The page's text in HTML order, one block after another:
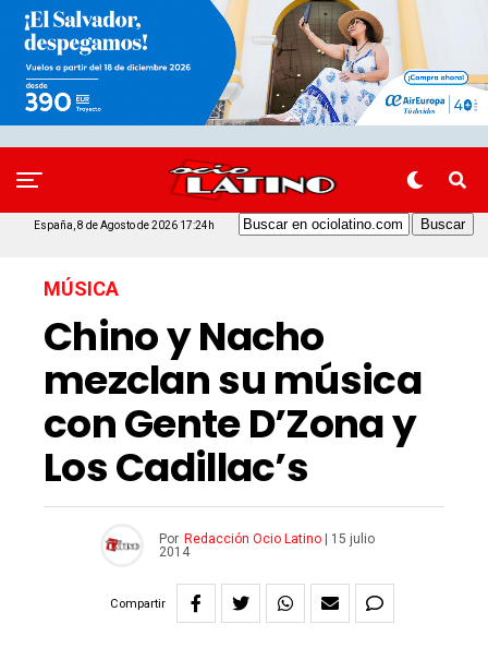
España, 8 de Agosto de 2026 17:24h
MÚSICA
Chino y Nacho
mezclan su música
con Gente D’Zona y
Los Cadillac’s
Por Redacción Ocio Latino|
15 julio
2014
Compartir